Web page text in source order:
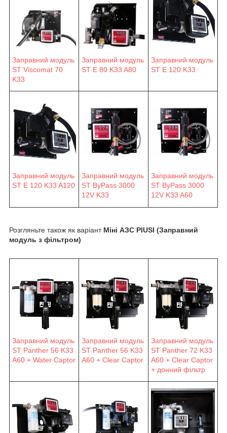
Заправний модуль
ST Viscomat 70
K33
Заправний модуль
ST E 80 K33 A80
Заправний модуль
ST E 120 K33
Заправний модуль
ST E 120 K33 A120
Заправний модуль
ST ByPass 3000
12V K33
Заправний модуль
ST ByPass 3000
12V K33 A60
Розгляньте також як варіант Міні АЗС PIUSI (Заправний
модуль з фільтром)
Заправний модуль
ST Panther 56 K33
A60 + Water Captor
Заправний модуль
ST Panther 56 K33
A60 + Clear Captor
Заправний модуль
ST Panther 72 K33
A60 + Clear Captor
+ донний фільтр